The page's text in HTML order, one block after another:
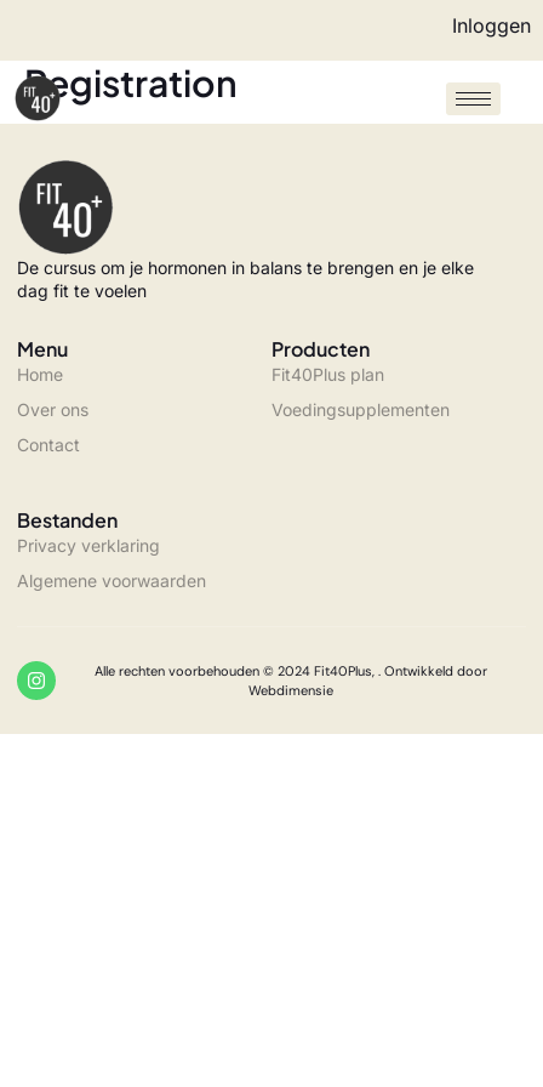
Inloggen
Registration
De cursus om je hormonen in balans te brengen en je elke
dag fit te voelen
Menu
Home
Over ons
Contact
Producten
Fit40Plus plan
Voedingsupplementen
Bestanden
Privacy verklaring
Algemene voorwaarden
Alle rechten voorbehouden © 2024 Fit40Plus, . Ontwikkeld door
Webdimensie